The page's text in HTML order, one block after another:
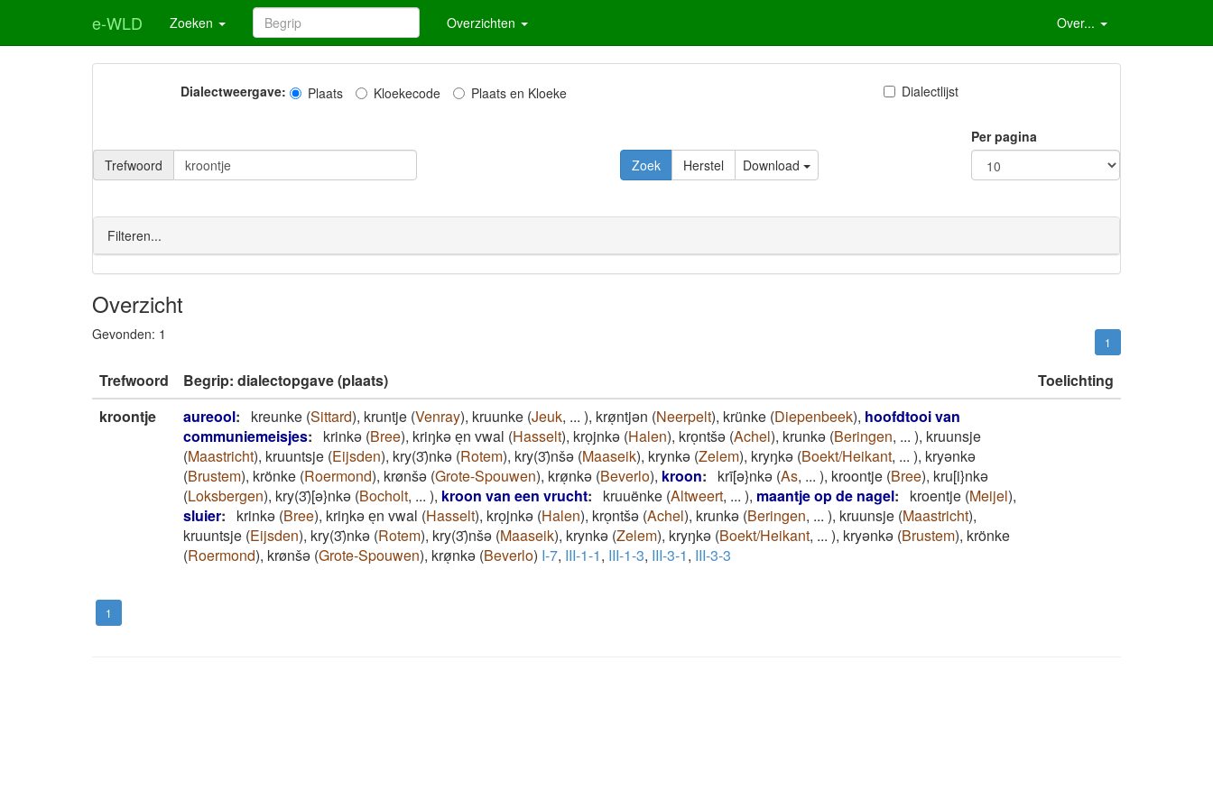
e-WLD Zoeken Overzichten Over...
Dialectweergave: Plaats Kloekecode Plaats en Kloeke Dialectlijst
Trefwoord Download
Per pagina
Filteren...
Overzicht
Gevonden: 1 1
Trefwoord Begrip: dialectopgave (plaats)
Toelichting
kroontje
aureool: kreunke (Sittard), kruntje (Venray), kruunke (Jeuk, ... ), krøͅntjən (Neerpelt), krünke (Diepenbeek), hoofdtooi van
communiemeisjes: krinkə (Bree), kriŋkə eͅn vwal (Hasselt), kroͅjnkə (Halen), kroͅntšə (Achel), krunkə (Beringen, ... ), kruunsje
(Maastricht), kruuntsje (Eijsden), kry(3)̄nkə (Rotem), kry(3)̄nšə (Maaseik), krynkə (Zelem), kryŋkə (Boekt/Heikant, ... ), kryənkə
(Brustem), krönke (Roermond), krønšə (Grote-Spouwen), krøͅnkə (Beverlo), kroon: krī[ə}nkə (As, ... ), kroontje (Bree), kru[i}nkə
(Loksbergen), kry(3)̄[ə}nkə (Bocholt, ... ), kroon van een vrucht: kruuënke (Altweert, ... ), maantje op de nagel: kroentje (Meijel),
sluier: krinkə (Bree), kriŋkə eͅn vwal (Hasselt), kroͅjnkə (Halen), kroͅntšə (Achel), krunkə (Beringen, ... ), kruunsje (Maastricht),
kruuntsje (Eijsden), kry(3)̄nkə (Rotem), kry(3)̄nšə (Maaseik), krynkə (Zelem), kryŋkə (Boekt/Heikant, ... ), kryənkə (Brustem), krönke
(Roermond), krønšə (Grote-Spouwen), krøͅnkə (Beverlo) I-7, III-1-1, III-1-3, III-3-1, III-3-3
1